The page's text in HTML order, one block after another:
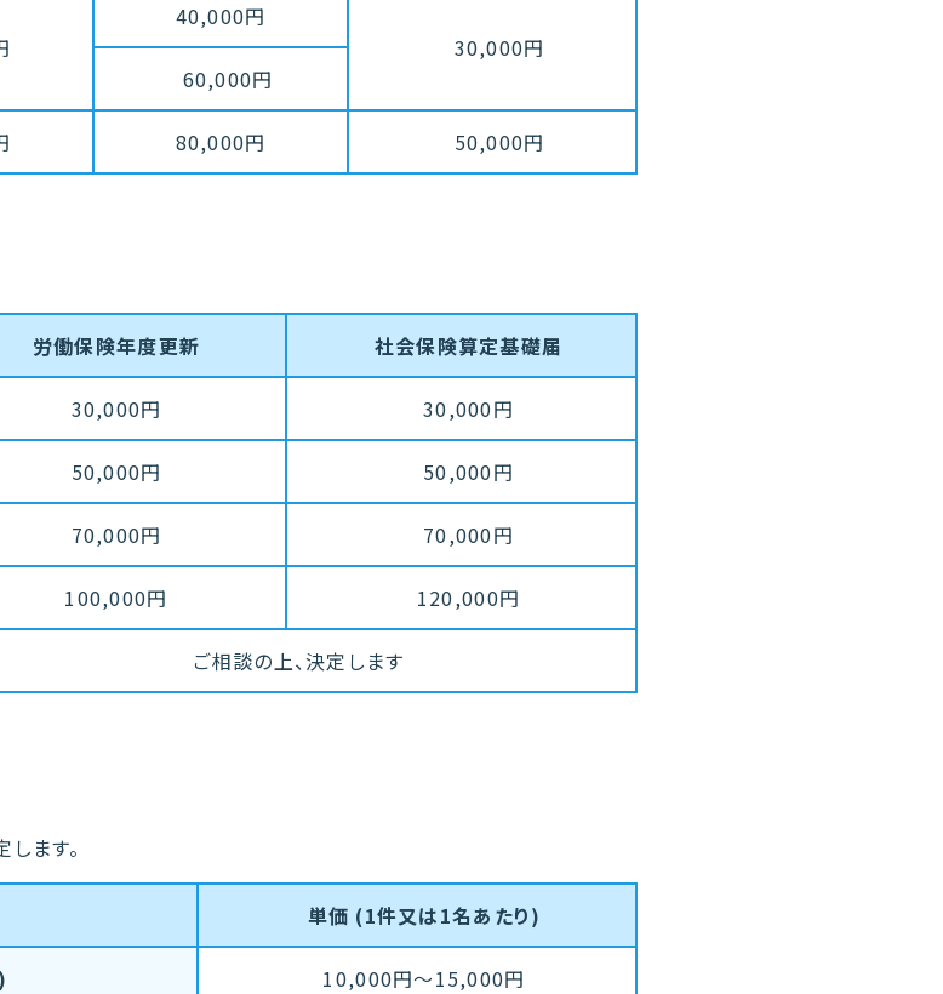
40,000円
30,000円
60,000円
80,000円 50,000円
労働保険年度更新 社会保険算定基礎届
30,000円 30,000円
50,000円 50,000円
70,000円 70,000円
100,000円 120,000円
ご相談の上、決定します
ます。
単価 (1件又は1名あたり)
10,000円〜15,000円